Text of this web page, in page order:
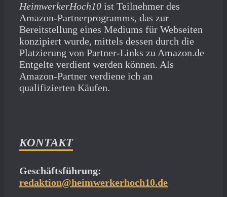
HeimwerkerHoch10 ist Teilnehmer des
Amazon-Partnerprogramms, das zur
Bereitstellung eines Mediums für Webseiten
konzipiert wurde, mittels dessen durch die
Platzierung von Partner-Links zu Amazon.de
Entgelte verdient werden können. Als
Amazon-Partner verdiene ich an
qualifizierten Käufen.
KONTAKT
Geschäftsführung:
redaktion@heimwerkerhoch10.de